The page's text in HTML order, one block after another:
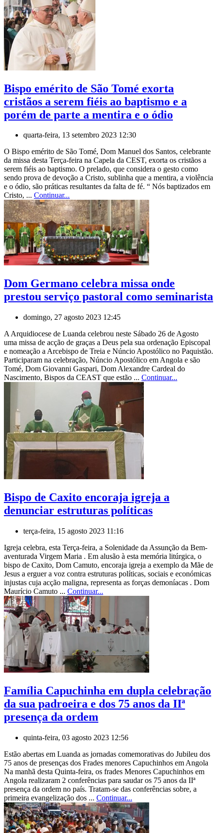
Bispo emérito de São Tomé exorta
cristãos a serem fiéis ao baptismo e a
porém de parte a mentira e o ódio
quarta-feira, 13 setembro 2023 12:30
O Bispo emérito de São Tomé, Dom Manuel dos Santos, celebrante
da missa desta Terça-feira na Capela da CEST, exorta os cristãos a
serem fiéis ao baptismo. O prelado, que considera o gesto como
sendo prova de devoção a Cristo, sublinha que a mentira, a violência
e o ódio, são práticas resultantes da falta de fé. “ Nós baptizados em
Cristo, ... Continuar...
Dom Germano celebra missa onde
prestou serviço pastoral como seminarista
domingo, 27 agosto 2023 12:45
A Arquidiocese de Luanda celebrou neste Sábado 26 de Agosto
uma missa de acção de graças a Deus pela sua ordenação Episcopal
e nomeação a Arcebispo de Treia e Núncio Apostólico no Paquistão.
Participaram na celebração, Núncio Apostólico em Angola e são
Tomé, Dom Giovanni Gaspari, Dom Alexandre Cardeal do
Nascimento, Bispos da CEAST que estão ... Continuar...
Bispo de Caxito encoraja igreja a
denunciar estruturas políticas
terça-feira, 15 agosto 2023 11:16
Igreja celebra, esta Terça-feira, a Solenidade da Assunção da Bem-
aventurada Virgem Maria . Em alusão à esta memória litúrgica, o
bispo de Caxito, Dom Camuto, encoraja igreja a exemplo da Mãe de
Jesus a erguer a voz contra estruturas políticas, sociais e económicas
injustas cuja acção maligna, representa as forças demoníacas . Dom
Maurício Camuto ... Continuar...
Família Capuchinha em dupla celebração
da sua padroeira e dos 75 anos da IIª
presença da ordem
quinta-feira, 03 agosto 2023 12:56
Estão abertas em Luanda as jornadas comemorativas do Jubileu dos
75 anos de presenças dos Frades menores Capuchinhos em Angola
Na manhã desta Quinta-feira, os frades Menores Capuchinhos em
Angola realizaram 2 conferências para saudar os 75 anos da IIª
presença da ordem no país. Tratam-se das conferências sobre, a
primeira evangelização dos ... Continuar...